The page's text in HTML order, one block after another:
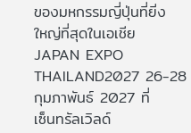
ของมหกรรมญี่ปุ่นที่ยิ่ง
ใหญ่ที่สุดในเอเชีย
JAPAN EXPO
THAILAND2027 26-28
กุมภาพันธ์ 2027 ที่
เซ็นทรัลเวิลด์